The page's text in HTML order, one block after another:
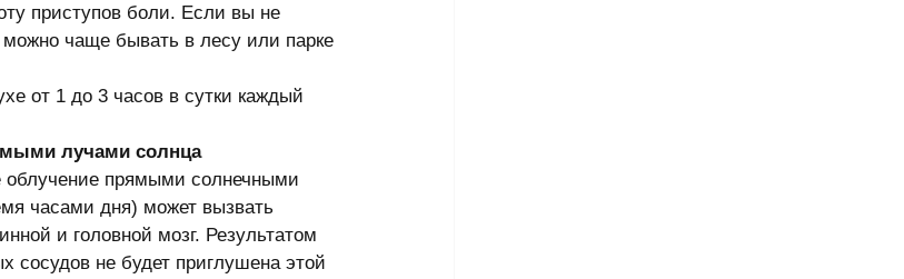
приступов боли. Если вы не
можно чаще бывать в лесу или парке
от 1 до 3 часов в сутки каждый
лучами солнца
облучение прямыми солнечными
часами дня) может вызвать
и головной мозг. Результатом
сосудов не будет приглушена этой